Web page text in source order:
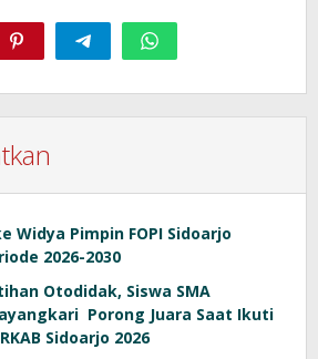
Widya Pimpin FOPI Sidoarjo
2026-2030
Otodidak, Siswa SMA
Porong Juara Saat Ikuti
Sidoarjo 2026